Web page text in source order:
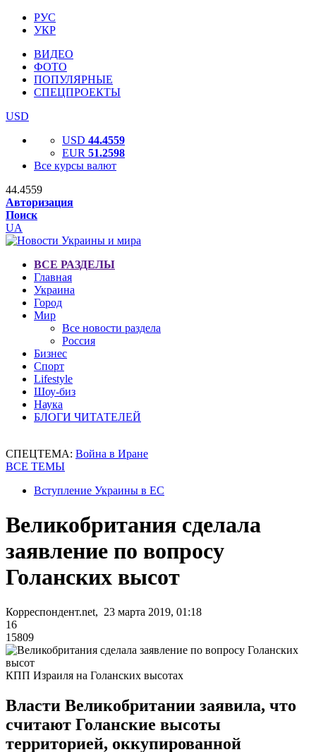
РУС
УКР
ВИДЕО
ФОТО
ПОПУЛЯРНЫЕ
СПЕЦПРОЕКТЫ
USD
USD 44.4559
EUR 51.2598
Все курсы валют
44.4559
Авторизация
Поиск
UA
ВСЕ РАЗДЕЛЫ
Главная
Украина
Город
Мир
Все новости раздела
Россия
Бизнес
Спорт
Lifestyle
Шоу-биз
Наука
БЛОГИ ЧИТАТЕЛЕЙ
СПЕЦТЕМА: Война в Иране
ВСЕ ТЕМЫ
Вступление Украины в ЕС
Великобритания сделала
заявление по вопросу
Голанских высот
Корреспондент.net, 23 марта 2019, 01:18
16
15809
КПП Израиля на Голанских высотах
Власти Великобритании заявила, что
считают Голанские высоты
территорией, оккупированной